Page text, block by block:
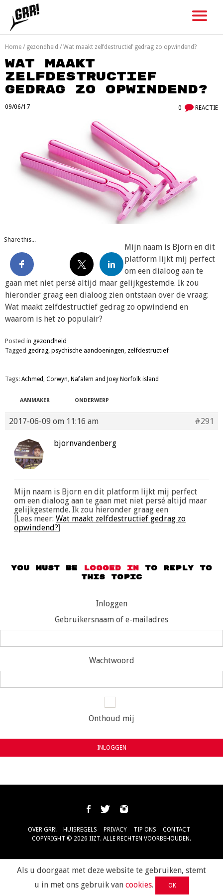
content
Home / gezondheid / Wat maakt zelfdestructief gedrag zo opwindend?
Wat maakt
zelfdestructief
gedrag zo opwindend?
09/06/17 0 REACTIE
Share this...
Mijn naam is Bjorn en dit
platform lijkt mij perfect
om een dialoog aan te
gaan met niet persé altijd maar gelijkgestemde. Ik zou
hieronder graag een dialoog zien ontstaan over de vraag:
Wat maakt zelfdestructief gedrag zo opwindend en
waarom is het zo populair?
Posted in gezondheid
Tagged gedrag psychische aandoeningen zelfdestructief
Tags: Achmed Corwyn Nafalem and Joey Norfolk island
AANMAKER ONDERWERP
2017-06-09 om 11:16 am #291
bjornvandenberg
Mijn naam is Bjorn en dit platform lijkt mij perfect
om een dialoog aan te gaan met niet persé altijd maar
gelijkgestemde. Ik zou hieronder graag een
[Lees meer: Wat maakt zelfdestructief gedrag zo
opwindend?]
You must be logged in to reply to
this topic
Inloggen
Gebruikersnaam of e-mailadres
Wachtwoord
Onthoud mij
INLOGGEN
OVER GRR! HUISREGELS PRIVACY TIP ONS
CONTACT
COPYRIGHT © 2026 IIZT. ALLE RECHTEN VOORBEHOUDEN.
Als u doorgaat met deze website te gebruiken, stemt
u in met ons gebruik van cookies. OK